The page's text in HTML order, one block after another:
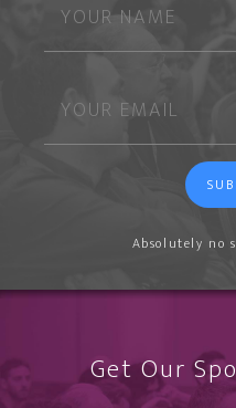
Absolutely no
Get Our